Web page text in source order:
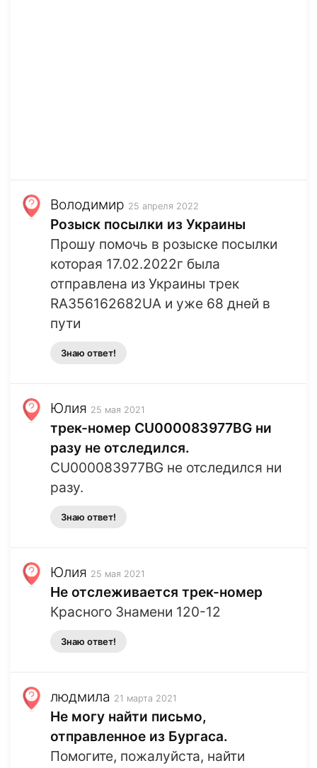
Володимир 25 апреля 2022
Розыск посылки из Украины
Прошу помочь в розыске посылки
которая 17.02.2022г была
отправлена из Украины трек
RA356162682UA и уже 68 дней в
пути
Знаю ответ!
Юлия 25 мая 2021
трек-номер CU000083977BG ни
разу не отследился.
CU000083977BG не отследился ни
разу.
Знаю ответ!
Юлия 25 мая 2021
Не отслеживается трек-номер
Красного Знамени 120-12
Знаю ответ!
людмила 21 марта 2021
Не могу найти письмо,
отправленное из Бургаса.
Помогите, пожалуйста, найти